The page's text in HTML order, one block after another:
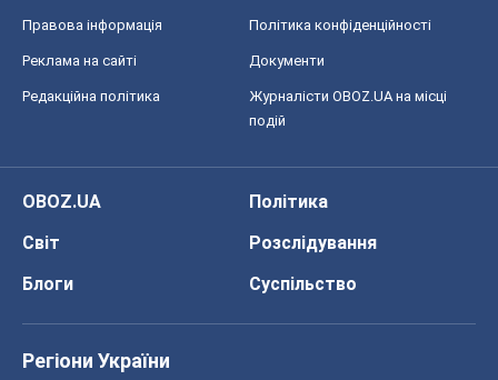
Правова інформація Політика конфіденційності
Реклама на сайті Документи
Редакційна політика
Журналісти OBOZ.UA на місці
подій
OBOZ.UA
Політика
Світ
Розслідування
Блоги
Суспільство
Регіони України